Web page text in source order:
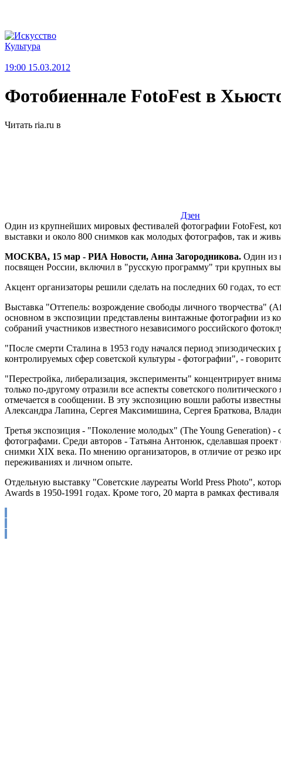
Культура
19:00 15.03.2012
Фотобиеннале FotoFest в
Читать ria.ru в
Дзен
Один из крупнейших мировых фестивалей фотографии FotoFest,
выставки и около 800 снимков как молодых фотографов, так и
МОСКВА, 15 мар - РИА Новости, Анна Загородникова. Один из
посвящен России, включил в "русскую программу" три крупных
Акцент организаторы решили сделать на последних 60 годах, то
Выставка "Оттепель: возрождение свободы личного творчества"
основном в экспозиции представлены винтажные фотографии из
собраний участников известного независимого российского
"После смерти Сталина в 1953 году начался период
контролируемых сфер советской культуры - фотографии", -
"Перестройка, либерализация, эксперименты" концентрирует
только по-другому отразили все аспекты советского
отмечается в сообщении. В эту экспозицию вошли работы
Александра Лапина, Сергея Максимишина, Сергея Браткова,
Третья экспозиция - "Поколение молодых" (The Young Generation)
фотографами. Среди авторов - Татьяна Антонюк, сделавшая
снимки XIX века. По мнению организаторов, в отличие от резко
переживаниях и личном опыте.
Отдельную выставку "Советские лауреаты World Press Photo",
Awards в 1950-1991 годах. Кроме того, 20 марта в рамках